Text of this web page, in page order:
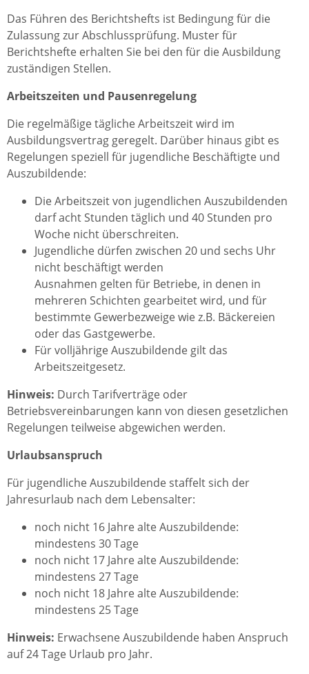
Das Führen des Berichtshefts ist Bedingung für die
Zulassung zur Abschlussprüfung. Muster für
Berichtshefte erhalten Sie bei den für die Ausbildung
zuständigen Stellen.
Arbeitszeiten und Pausenregelung
Die regelmäßige tägliche Arbeitszeit wird im
Ausbildungsvertrag geregelt. Darüber hinaus gibt es
Regelungen speziell für jugendliche Beschäftigte und
Auszubildende:
Die Arbeitszeit von jugendlichen Auszubildenden
darf acht Stunden täglich und 40 Stunden pro
Woche nicht überschreiten.
Jugendliche dürfen zwischen 20 und sechs Uhr
nicht beschäftigt werden
Ausnahmen gelten für Betriebe, in denen in
mehreren Schichten gearbeitet wird, und für
bestimmte Gewerbezweige wie z.B. Bäckereien
oder das Gastgewerbe.
Für volljährige Auszubildende gilt das
Arbeitszeitgesetz.
Hinweis: Durch Tarifverträge oder
Betriebsvereinbarungen kann von diesen gesetzlichen
Regelungen teilweise abgewichen werden.
Urlaubsanspruch
Für jugendliche Auszubildende staffelt sich der
Jahresurlaub nach dem Lebensalter:
noch nicht 16 Jahre alte Auszubildende:
mindestens 30 Tage
noch nicht 17 Jahre alte Auszubildende:
mindestens 27 Tage
noch nicht 18 Jahre alte Auszubildende:
mindestens 25 Tage
Hinweis: Erwachsene Auszubildende haben Anspruch
auf 24 Tage Urlaub pro Jahr.